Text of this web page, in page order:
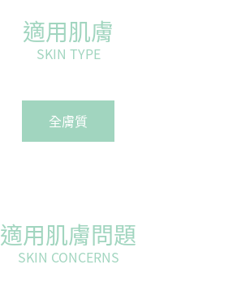
適用肌膚
SKIN TYPE
全膚質
適用肌膚問題
SKIN CONCERNS